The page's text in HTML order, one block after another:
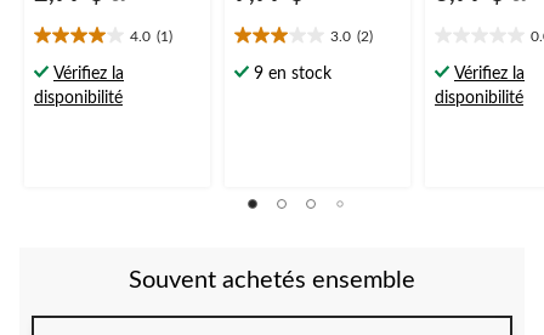
4.0 (1)
4.0
étoile(s)
sur
Vérifiez la
disponibilité
3.0 (2)
3.0
étoile(s)
9 en stock
étoile(s)
sur
Vérifiez la
disponibilité
Souvent achetés ensemble